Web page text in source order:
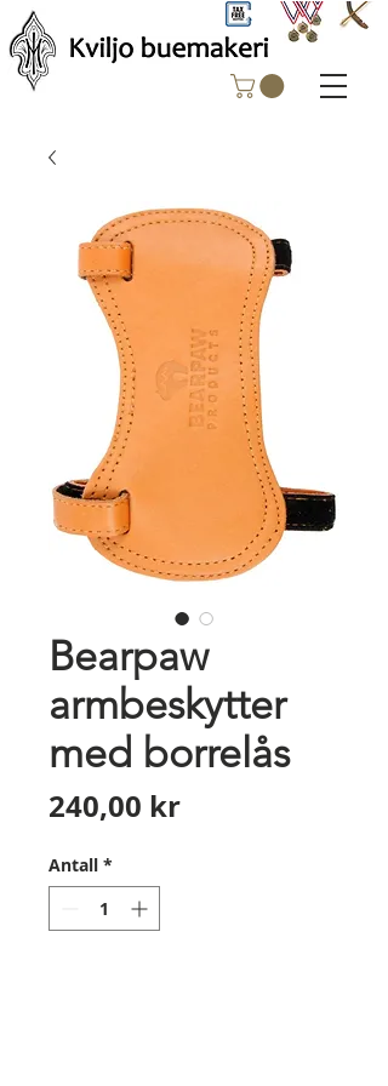
Bearpaw
armbeskytter
med borrelås
240,00 krPris
Antall *